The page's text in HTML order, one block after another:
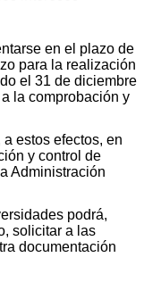
en el plazo de
para la realización
el 31 de diciembre
la comprobación y
estos efectos, en
y control de
Administración
podrá,
solicitar a las
documentación